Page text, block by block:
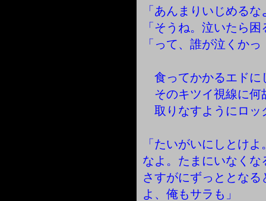
「あんまりいじめる
「そうね。泣いたら
「って、誰が泣くかっ
食ってかかるエドに
そのキツイ視線に何
取りなすようにロッ
「たいがいにしとけ
なよ。たまにいなく
さすがにずっととな
よ、俺もサラも」